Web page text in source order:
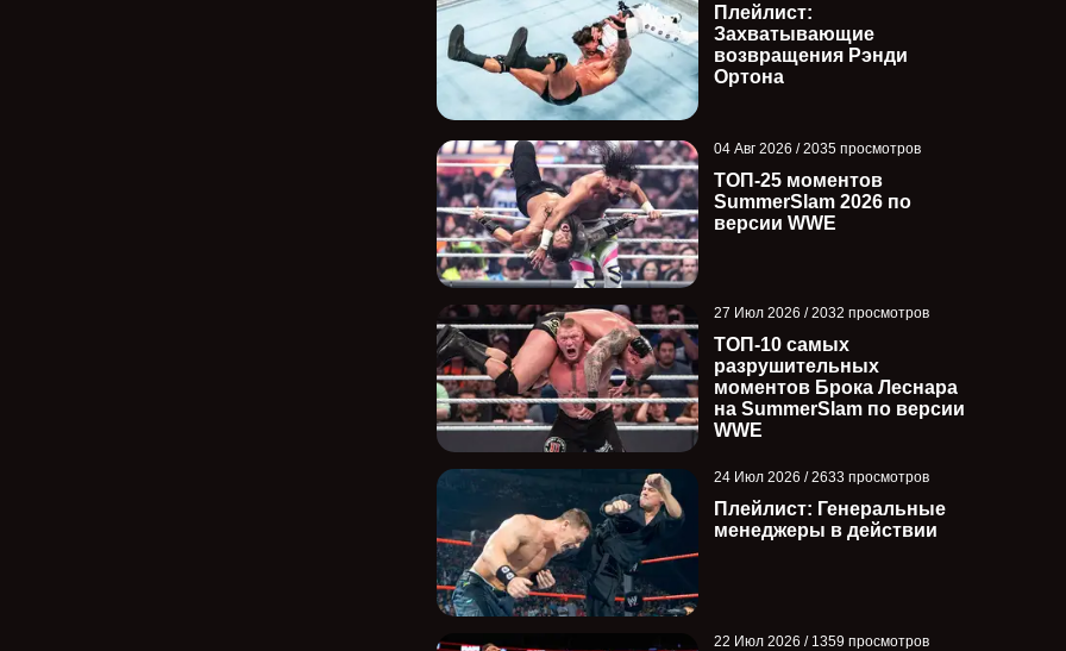
Плейлист:
Захватывающие
возвращения Рэнди
Ортона
04 Авг 2026 / 2035 просмотров
ТОП-25 моментов
SummerSlam 2026 по
версии WWE
27 Июл 2026 / 2032 просмотров
ТОП-10 самых
разрушительных
моментов Брока Леснара
на SummerSlam по версии
WWE
24 Июл 2026 / 2633 просмотров
Плейлист: Генеральные
менеджеры в действии
22 Июл 2026 / 1359 просмотров